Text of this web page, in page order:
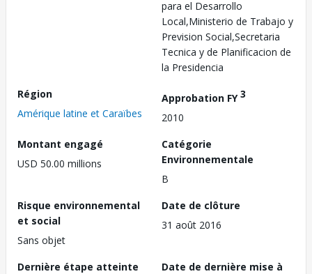
para el Desarrollo
Local,Ministerio de Trabajo y
Prevision Social,Secretaria
Tecnica y de Planificacion de
la Presidencia
Région
Amérique latine et Caraïbes
Approbation FY3
2010
Montant engagé
USD 50.00 millions
Catégorie
Environnementale
B
Risque environnemental
et social
Sans objet
Date de clôture
31 août 2016
Dernière étape atteinte
Date de dernière mise à